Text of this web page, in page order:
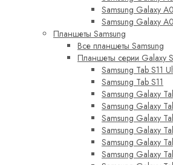
Samsung Galaxy
Samsung Galaxy
Планшеты Samsung
Все планшеты Samsung
Планшеты серии Galaxy S
Samsung Tab S11
Samsung Tab S11
Samsung Galaxy
Samsung Galaxy
Samsung Galaxy
Samsung Galaxy
Samsung Galaxy
Samsung Galaxy